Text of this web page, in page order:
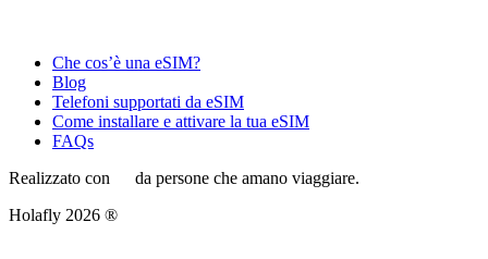
Che cos’è una eSIM?
Blog
Telefoni supportati da eSIM
Come installare e attivare la tua eSIM
FAQs
Realizzato con
da persone che amano viaggiare.
Holafly 2026 ®